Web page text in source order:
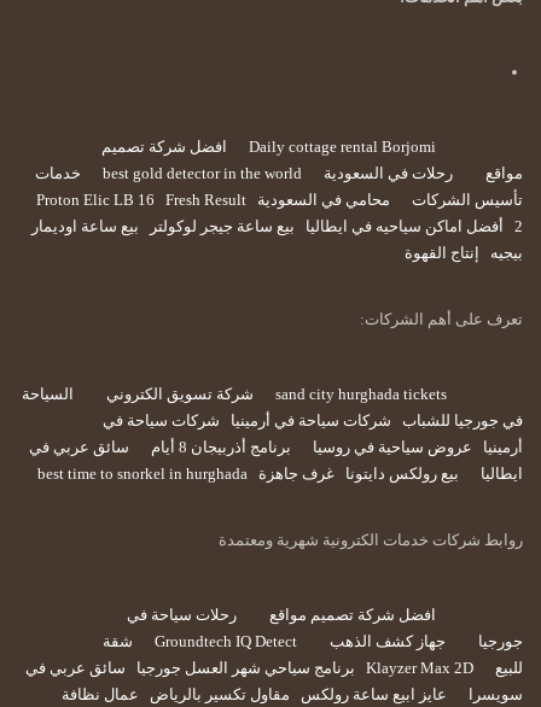
Daily cottage rental Borjomi
افضل شركة تصميم
مواقع
رحلات في السعودية best gold detector in the world
خدمات
تأسيس الشركات
محامي في السعودية Proton Elic LB 16
Fresh Result
2
أفضل اماكن سياحيه في ايطاليا بيع ساعة جيجر لوكولتر
بيع ساعة اوديمار
بيجيه
إنتاج القهوة
تعرف على أهم الشركات:
sand city hurghada tickets شركة تسويق الكتروني
السياحة
في جورجيا للشباب
شركات سياحة في أرمينيا
شركات سياحة في
أرمينيا
عروض سياحية في روسيا برنامج أذربيجان 8 أيام
سائق عربي في
ايطاليا
بيع رولكس دايتونا غرف جاهزة best time to snorkel in hurghada
روابط شركات خدمات الكترونية شهرية ومعتمدة
افضل شركة تصميم مواقع
رحلات سياحة في
جورجيا
جهاز كشف الذهب Groundtech IQ Detect
شقة
للبيع
Klayzer Max 2D برنامج سياحي شهر العسل جورجيا
سائق عربي في
سويسرا
عايز ابيع ساعة رولكس مقاول تكسير بالرياض عمال نظافة